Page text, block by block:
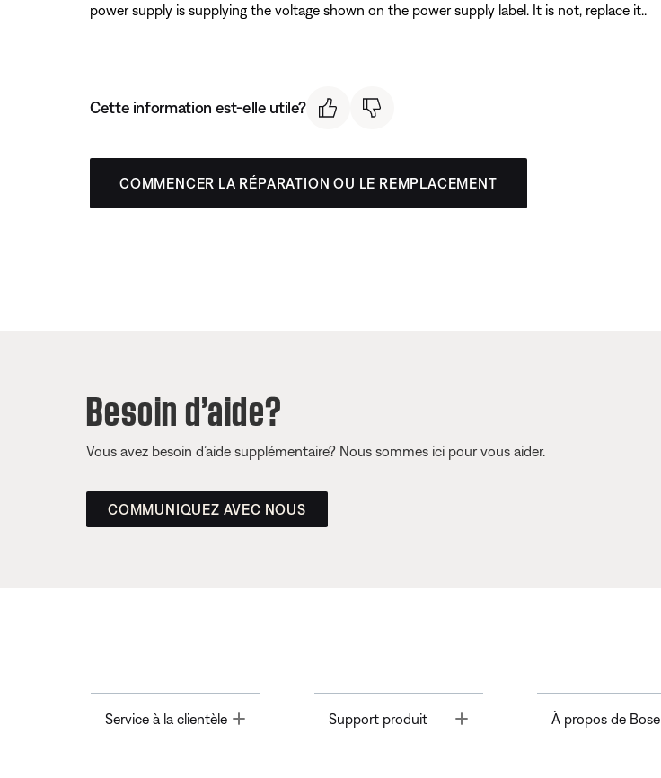
power supply is supplying the voltage shown on the power supply label. It is not, replace it..
Cette information est-elle utile?
COMMENCER LA RÉPARATION OU LE REMPLACEMENT
Besoin d’aide?
Vous avez besoin d’aide supplémentaire? Nous sommes ici pour vous aider.
COMMUNIQUEZ AVEC NOUS
Service à la clientèle Toggle Support produit À propos de Bose